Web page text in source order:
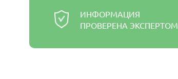
ИНФОРМАЦИЯ
ПРОВЕРЕНА ЭКСПЕРТОМ